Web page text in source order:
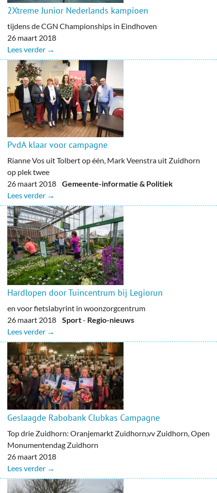
2Xtreme Junior Nederlands kampioen
tijdens de CGN Championships in Eindhoven
26 maart 2018
Lees verder →
PvdA klaar voor campagne
Rianne Vos uit Tolbert op één, Mark Veenstra uit Zuidhorn
op plek twee
26 maart 2018 Gemeente-informatie & Politiek
Lees verder →
Hardlopen door Tuincentrum bij Legiorun
en voor fietslabyrint in woonzorgcentrum
26 maart 2018 Sport- Regio-nieuws
Lees verder →
Geslaagde Rabobank Clubkas Campagne
Top drie Zuidhorn: Oranjemarkt Zuidhorn,vv Zuidhorn, Open
Monumentendag Zuidhorn
26 maart 2018
Lees verder →